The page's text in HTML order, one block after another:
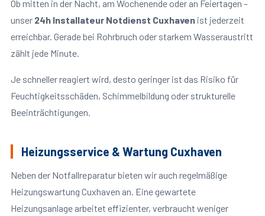
Ob mitten in der Nacht, am Wochenende oder an Feiertagen –
unser 24h Installateur Notdienst Cuxhavenist jederzeit
erreichbar. Gerade bei Rohrbruch oder starkem Wasseraustritt
zählt jede Minute.
Je schneller reagiert wird, desto geringer ist das Risiko für
Feuchtigkeitsschäden, Schimmelbildung oder strukturelle
Beeinträchtigungen.
Heizungsservice & Wartung Cuxhaven
Neben der Notfallreparatur bieten wir auch regelmäßige
Heizungswartung Cuxhaven an. Eine gewartete
Heizungsanlage arbeitet effizienter, verbraucht weniger